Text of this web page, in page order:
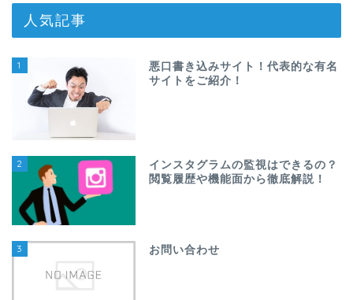
人気記事
1
悪口書き込みサイト！代表的な有名
サイトをご紹介！
2
インスタグラムの監視はできるの？
閲覧履歴や機能面から徹底解説！
3 お問い合わせ